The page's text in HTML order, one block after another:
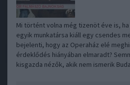
Mi történt volna még tizenöt éve is,
egyik munkatársa kiáll egy csendes
bejelenti, hogy az Operaház elé
érdeklődés hiányában elmaradt?
kisgazda nézők, akik nem ismerik